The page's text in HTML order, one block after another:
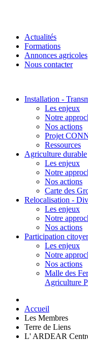
Actualités
Formations
Annonces agricoles
Nous contacter
Installation -
Les enjeux
Notre
Nos actions
Projet
Ressources
Agriculture durable
Les enjeux
Notre
Nos actions
Carte des
Relocalisation -
Les enjeux
Notre
Nos actions
Participation
Les enjeux
Notre
Nos actions
Malle des
Agriculture
Accueil
Les Membres
Terre de Liens
L' ARDEAR